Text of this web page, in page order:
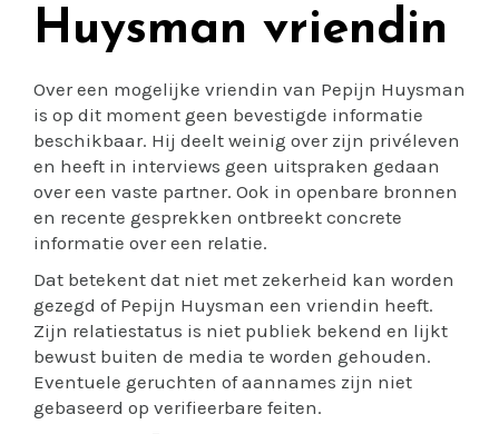
Huysman vriendin
Over een mogelijke vriendin van Pepijn Huysman
is op dit moment geen bevestigde informatie
beschikbaar. Hij deelt weinig over zijn privéleven
en heeft in interviews geen uitspraken gedaan
over een vaste partner. Ook in openbare bronnen
en recente gesprekken ontbreekt concrete
informatie over een relatie.
Dat betekent dat niet met zekerheid kan worden
gezegd of Pepijn Huysman een vriendin heeft.
Zijn relatiestatus is niet publiek bekend en lijkt
bewust buiten de media te worden gehouden.
Eventuele geruchten of aannames zijn niet
gebaseerd op verifieerbare feiten.